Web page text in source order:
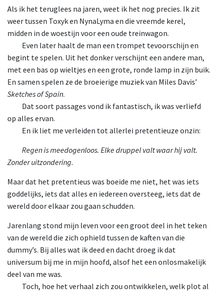
Als ik het teruglees na jaren, weet ik het nog precies. Ik zit
weer tussen Toxyk en NynaLyma en die vreemde kerel,
midden in de woestijn voor een oude treinwagon.
Even later haalt de man een trompet tevoorschijn en
begint te spelen. Uit het donker verschijnt een andere man,
met een bas op wieltjes en een grote, ronde lamp in zijn buik.
En samen spelen ze de broeierige muziek van Miles Davis’
Sketches of Spain.
Datsoort passages vond ik fantastisch, ik was verliefd
op alles ervan.
En ik liet me verleiden tot allerlei pretentieuze onzin:
Regenis meedogenloos. Elke druppel valt waar hij valt.
Zonder uitzondering.
Maar dat het pretentieus was boeide me niet, het was iets
goddelijks, iets dat alles en iedereen oversteeg, iets dat de
wereld door elkaar zou gaan schudden.
Jarenlang stond mijn leven voor een groot deel in het teken
van de wereld die zich ophield tussen de kaften van die
dummy’s. Bij alles wat ik deed en dacht droeg ik dat
universum bij me in mijn hoofd, alsof het een onlosmakelijk
deel van me was.
Toch, hoe het verhaal zich zou ontwikkelen, welk plot al